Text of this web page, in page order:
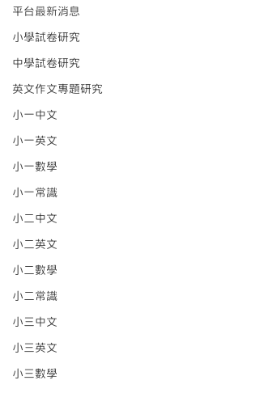
平台最新消息
小學試卷研究
中學試卷研究
英文作文專題研究
小一中文
小一英文
小一數學
小一常識
小二中文
小二英文
小二數學
小二常識
小三中文
小三英文
小三數學